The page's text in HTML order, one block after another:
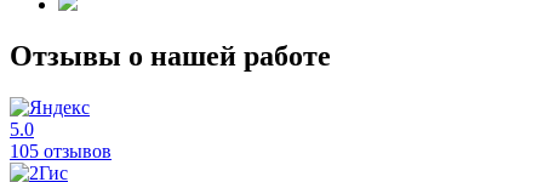
Отзывы о нашей работе
5.0
105 отзывов